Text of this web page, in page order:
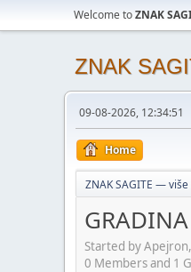
Welcome toZNAK
ZNAK
09-08-2026, 12:34:51
Home
ZNAK SAGITE —
Started by
0 Members and 1